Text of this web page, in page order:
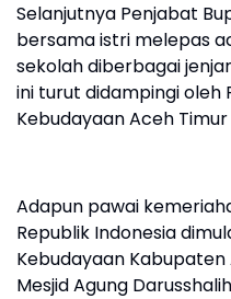
Selanjutnya Penjabat
bersama istri melepas
sekolah diberbagai
ini turut didampingi oleh
Kebudayaan Aceh Timur
Adapun pawai
Republik Indonesia
Kebudayaan
Mesjid Agung